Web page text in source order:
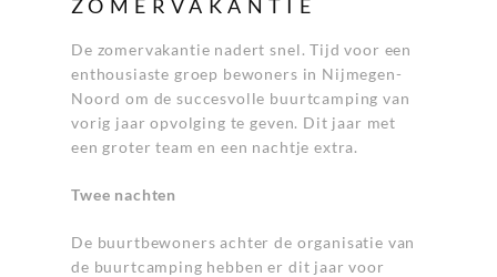
ZOMERVAKANTIE
De zomervakantie nadert snel. Tijd voor een
enthousiaste groep bewoners in Nijmegen-
Noord om de succesvolle buurtcamping van
vorig jaar opvolging te geven. Dit jaar met
een groter team en een nachtje extra.
Twee nachten
De buurtbewoners achter de organisatie van
de buurtcamping hebben er dit jaar voor